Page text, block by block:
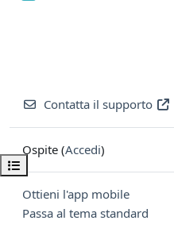
Apri indice del corso
Contatta il supporto
Ospite (Accedi)
Ottieni l'app mobile
Passa al tema standard